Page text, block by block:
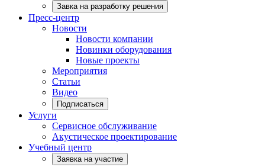
Завка на разработку решения
Пресс-центр
Новости
Новости компании
Новинки оборудования
Новые проекты
Мероприятия
Статьи
Видео
Подписаться
Услуги
Сервисное обслуживание
Акустическое проектирование
Учебный центр
Заявка на участие